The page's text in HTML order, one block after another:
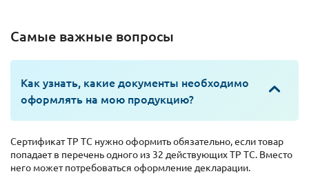
Самые важные вопросы
Как узнать, какие документы необходимо
оформлять на мою продукцию?
Сертификат ТР ТС нужно оформить обязательно, если товар
попадает в перечень одного из 32 действующих ТР ТС. Вместо
него может потребоваться оформление декларации.